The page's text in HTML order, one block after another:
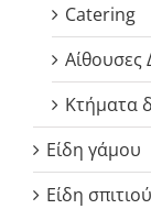
Catering
Αίθουσες
Κτήματα
Είδη γάμου
Είδη σπιτιού